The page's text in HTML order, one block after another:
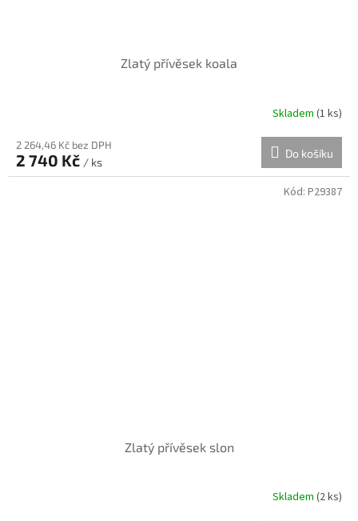
Zlatý přívěsek koala
Skladem (1 ks)
2 264,46 Kč bez DPH
2 740 Kč / ks
Do košíku
Zlatý přívěsek slon
Skladem (2 ks)
Kód: P29387